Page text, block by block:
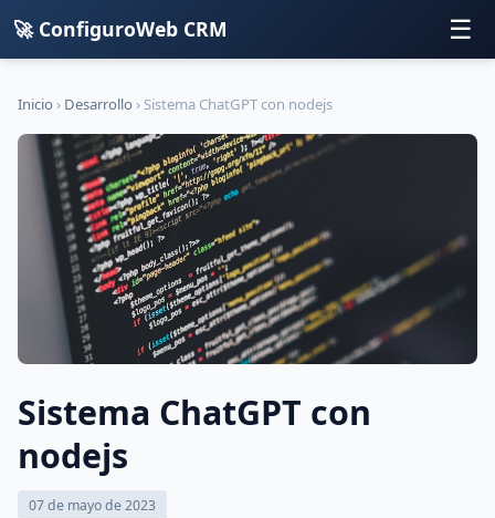
🚀 ConfiguroWeb CRM ☰
Inicio › Desarrollo › Sistema ChatGPT con nodejs
Sistema ChatGPT con
nodejs
07 de mayo de 2023